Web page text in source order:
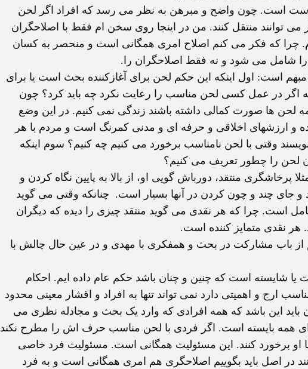
است. چون واضح و مبرهن به نظر می رسد که افراد اگر لحن
می توانند منتقل کنند. من در اینجا روی سخن ام فقط با اصلاحگران
چرا که فکر می کنم اصلاح امری همگانی است و منحصر به کسان
شامل می شود و نه فقط اصلاحگران را.
است: اول اینکه این حکم لحن برای آغازکننده بحث است یا برای
اگر در عمل کسی لحن مناسب را رعایت نکرد چه باید کرد؟ چون
ها صورت کمالی داشته باشند زندگی نمی کنیم. در این وضع
شده و ارزشهای اخلاقی و حرفه ای و مدنی کمرنگ است و مردم با هر
وقتی با لحن نامناسب برخورد می کنیم چه کنیم؟ سوم اینکه
لحن را چطور تعریف می کنیم؟
منتقد، دورباش گویی او، از بالا به پایین نگاه کردن و
جای چند و چون کردن در آنها بسیار است. چنانکه وقتی می گوید
است. چرا که هر نقدی می گوید منتقد چیزی را دیده که دیگران
هر نقدی متمایز کننده است.
مشارکت در بحث و همفکری با مهدی و در عین حال چالش با
شایسته است که چنین و چنان باشد حکم عام داده ایم. احکام
ارج و اهمیتی دارد نمی تواند تنها به افراد و اقشار معینی محدود
این باشد که همه افرادی که وارد یک بحث و مجادله نظری می
همه بایسته است. اگر فردی با لحن مناسب حرف اش را مطرح نکند
با او برخورد کنند. این مسئولیت همگانی است. مسئولیت فرد خاصی
در اصل باید بگوییم اصلاحگری هم امری همگانی است و به فرد